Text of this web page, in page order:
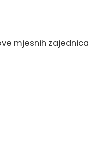
mjesnih zajednica